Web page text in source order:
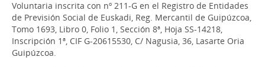
Voluntaria inscrita con nº 211-G en el Registro de Entidades
de Previsión Social de Euskadi, Reg. Mercantil de Guipúzcoa,
Tomo 1693, Libro 0, Folio 1, Sección 8ª, Hoja SS-14218,
Inscripción 1ª, CIF G-20615530, C/ Nagusia, 36, Lasarte Oria
Guipúzcoa.